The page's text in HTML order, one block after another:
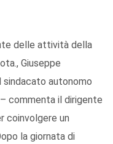
delle attività della
Giuseppe
sindacato autonomo
commenta il dirigente
coinvolgere un
la giornata di